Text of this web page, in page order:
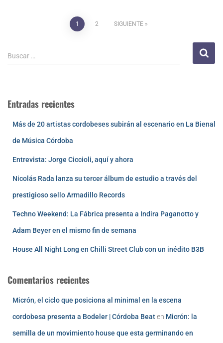
1 2 SIGUIENTE
Buscar …
Entradas recientes
Más de 20 artistas cordobeses subirán al escenario en La Bienal
de Música Córdoba
Entrevista: Jorge Ciccioli, aquí y ahora
Nicolás Rada lanza su tercer álbum de estudio a través del
prestigioso sello Armadillo Records
Techno Weekend: La Fábrica presenta a Indira Paganotto y
Adam Beyer en el mismo fin de semana
House All Night Long en Chilli Street Club con un inédito B3B
Comentarios recientes
Micrón, el ciclo que posiciona al minimal en la escena
cordobesa presenta a Bodeler | Córdoba Beaten Micrón: la
semilla de un movimiento house que esta germinando en